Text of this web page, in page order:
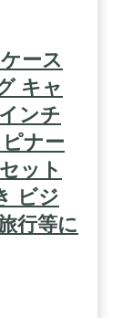
ース
キャ
ンチ
ナー
ット
ビジ
行等に